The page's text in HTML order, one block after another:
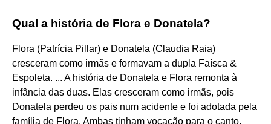
Qual a história de Flora e Donatela?
Flora (Patrícia Pillar) e Donatela (Claudia Raia)
cresceram como irmãs e formavam a dupla Faísca &
Espoleta. ... A história de Donatela e Flora remonta à
infância das duas. Elas cresceram como irmãs, pois
Donatela perdeu os pais num acidente e foi adotada pela
família de Flora. Ambas tinham vocação para o canto.